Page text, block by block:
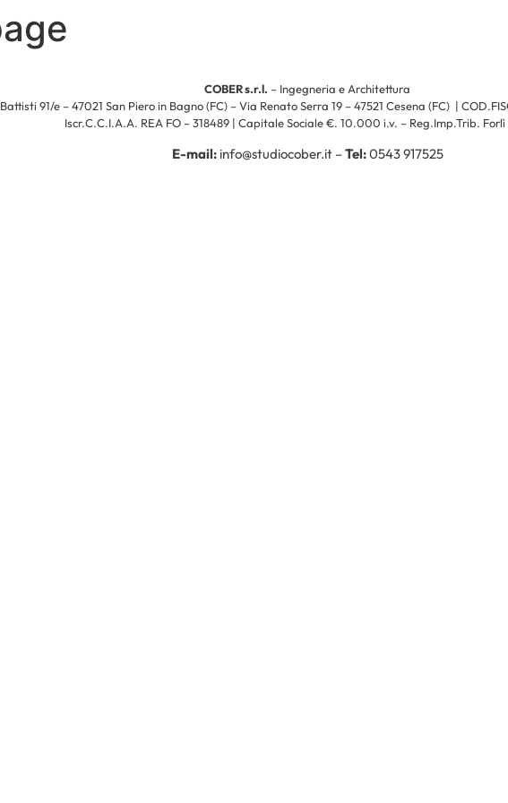
COBER s.r.l. – Ingegneria e Architettura
91/e – 47021 San Piero in Bagno (FC) – Via Renato Serra 19 – 47521 Cesena (FC) |
Iscr.C.C.I.A.A. REA FO – 318489 | Capitale Sociale €. 10.000 i.v. – Reg.Imp.Trib. Forlì
E-mail: info@studiocober.it –Tel:0543 917525